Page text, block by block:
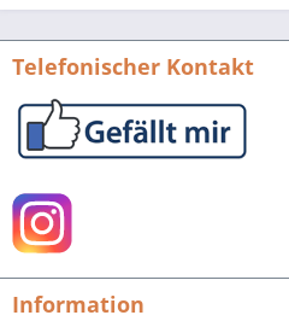
Telefonischer Kontakt
Information